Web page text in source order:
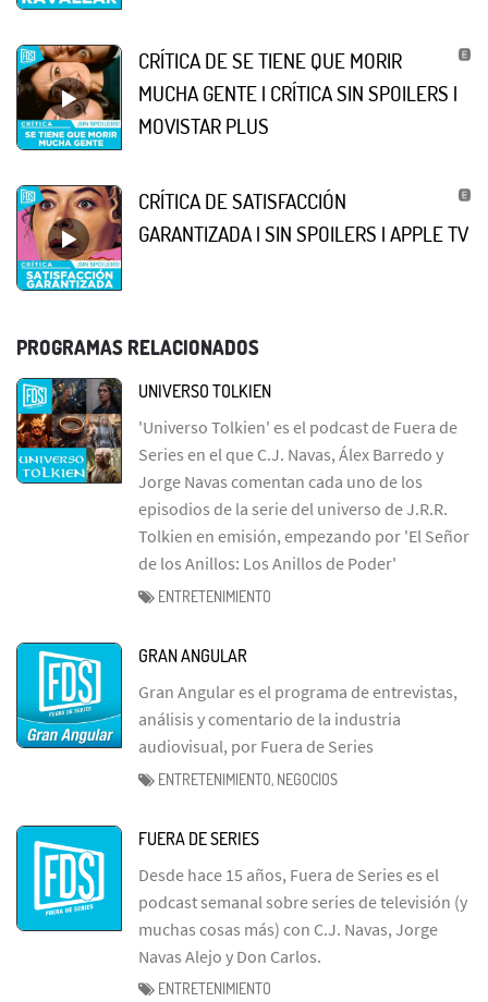
CRÍTICA DE SE TIENE QUE MORIR
MUCHA GENTE | CRÍTICA SIN SPOILERS |
MOVISTAR PLUS
CRÍTICA DE SATISFACCIÓN
GARANTIZADA | SIN SPOILERS | APPLE TV
PROGRAMAS RELACIONADOS
UNIVERSO TOLKIEN
'Universo Tolkien' es el podcast de Fuera de
Series en el que C.J. Navas, Álex Barredo y
Jorge Navas comentan cada uno de los
episodios de la serie del universo de J.R.R.
Tolkien en emisión, empezando por 'El Señor
de los Anillos: Los Anillos de Poder'
ENTRETENIMIENTO
GRAN ANGULAR
Gran Angular es el programa de entrevistas,
análisis y comentario de la industria
audiovisual, por Fuera de Series
ENTRETENIMIENTO, NEGOCIOS
FUERA DE SERIES
Desde hace 15 años, Fuera de Series es el
podcast semanal sobre series de televisión (y
muchas cosas más) con C.J. Navas, Jorge
Navas Alejo y Don Carlos.
ENTRETENIMIENTO